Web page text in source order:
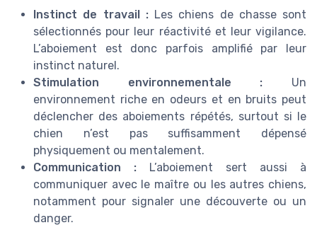
Instinct de travail :Les chiens de chasse sont
sélectionnés pour leur réactivité et leur vigilance.
L’aboiement est donc parfois amplifié par leur
instinct naturel.
Stimulation environnementale : Un
environnement riche en odeurs et en bruits peut
déclencher des aboiements répétés, surtout si le
chien n’est pas suffisamment dépensé
physiquement ou mentalement.
Communication : L’aboiement sert aussi à
communiquer avec le maître ou les autres chiens,
notamment pour signaler une découverte ou un
danger.